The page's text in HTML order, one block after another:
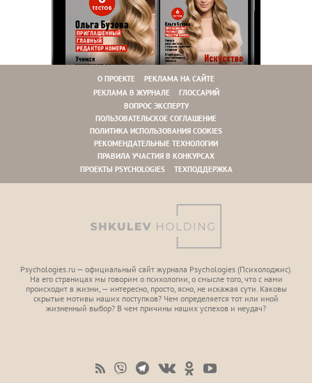
О ПРОЕКТЕ
РЕКЛАМА НА САЙТЕ
РЕКЛАМА В ЖУРНАЛЕ
ГЛОССАРИЙ
ВОПРОС ЭКСПЕРТУ
ПОЛЬЗОВАТЕЛЬСКОЕ СОГЛАШЕНИЕ
ПОЛИТИКА ИСПОЛЬЗОВАНИЯ COOKIES
РЕКОМЕНДАТЕЛЬНЫЕ ТЕХНОЛОГИИ
ПРАВИЛА УЧАСТИЯ В КОНКУРСАХ
ПРОЕКТЫ PSYCHOLOGIES
ТЕХПОДДЕРЖКА
Psychologies.ru — официальный сайт журнала Psychologies (Психoлоджиc).
На его страницах мы говорим о психологии, о смысле того, что с нами
происходит в жизни, — интересно, просто, ясно, не искажая сути. Каковы
скрытые мотивы наших поступков? Чем определяется тот или иной
жизненный выбор? В чем причины наших успехов и неудач?